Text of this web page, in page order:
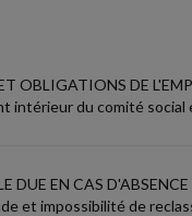
OBLIGATIONS DE
intérieur du comité
DUE EN CAS
et impossibilité de